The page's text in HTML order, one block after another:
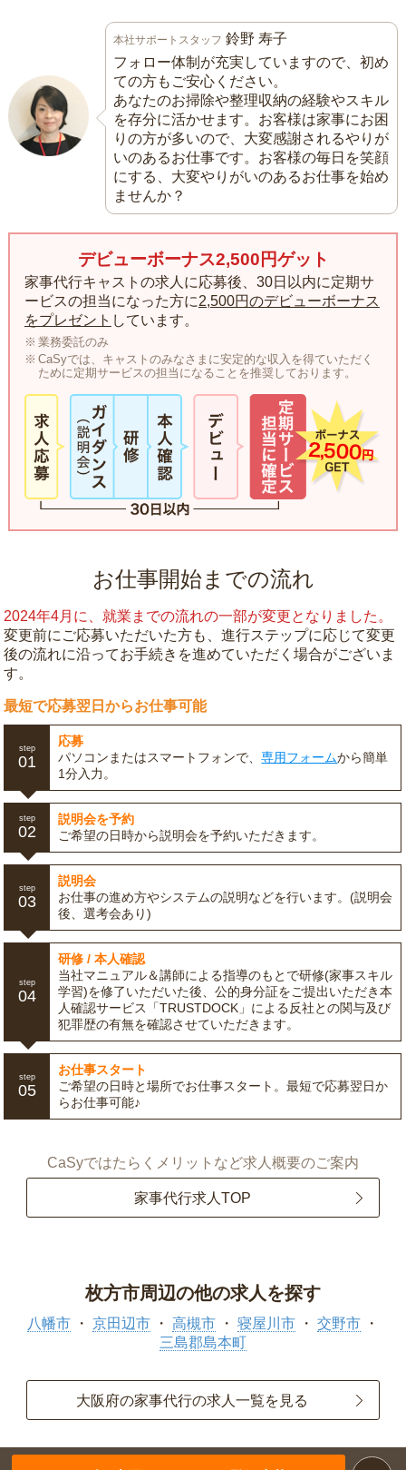
本社サポートスタッフ 鈴野 寿子
フォロー体制が充実していますので、初め
ての方もご安心ください。
あなたのお掃除や整理収納の経験やスキル
を存分に活かせます。お客様は家事にお困
りの方が多いので、大変感謝されるやりが
いのあるお仕事です。お客様の毎日を笑顔
にする、大変やりがいのあるお仕事を始め
ませんか？
デビューボーナス2,500円ゲット
家事代行キャストの求人に応募後、30日以内に定期サ
ービスの担当になった方に2,500円のデビューボーナス
をプレゼント しています。
業務委託のみ
CaSyでは、キャストのみなさまに安定的な収入を得ていただく
ために定期サービスの担当になることを推奨しております。
お仕事開始までの流れ
2024年4月に、就業までの流れの一部が変更となりました。
変更前にご応募いただいた方も、進行ステップに応じて変更
後の流れに沿ってお手続きを進めていただく場合がございま
す。
最短で応募翌日からお仕事可能
step
01
応募
パソコンまたはスマートフォンで、専用フォームから簡単
1分入力。
step
02
説明会を予約
ご希望の日時から説明会を予約いただきます。
step
03
説明会
お仕事の進め方やシステムの説明などを行います。(説明会
後、選考会あり)
step
04
研修 / 本人確認
当社マニュアル＆講師による指導のもとで研修(家事スキル
学習)を修了いただいた後、公的身分証をご提出いただき本
人確認サービス「TRUSTDOCK」による反社との関与及び
犯罪歴の有無を確認させていただきます。
step
05
お仕事スタート
ご希望の日時と場所でお仕事スタート。最短で応募翌日か
らお仕事可能♪
CaSyではたらくメリットなど求人概要のご案内
家事代行求人TOP
枚方市周辺の他の求人を探す
八幡市 京田辺市 高槻市 寝屋川市
交野市
三島郡島本町
大阪府の家事代行の求人一覧を見る